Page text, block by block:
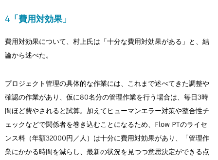
4「費用対効果」
費用対効果について、村上氏は「十分な費用対効果がある」と、結
論から述べた。
プロジェクト管理の具体的な作業には、これまで述べてきた調整や
確認の作業があり、仮に80名分の管理作業を行う場合は、毎日3時
間ほど費やされると試算。加えてヒューマンエラー対策や整合性チ
ェックなどで関係者を巻き込むことになるため、Flow PTのライセ
ンス料（年額32000円／人）は十分に費用対効果があり、「管理作
業にかかる時間を減らし、最新の状況を見つつ意思決定ができる点